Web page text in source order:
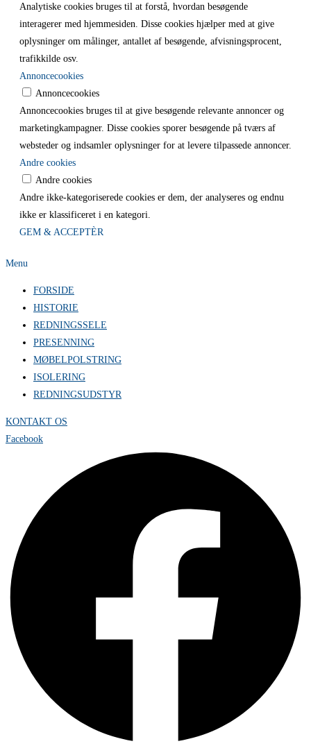
Analytiske cookies bruges til at forstå, hvordan besøgende
interagerer med hjemmesiden. Disse cookies hjælper med at give
oplysninger om målinger, antallet af besøgende, afvisningsprocent,
trafikkilde osv.
Annoncecookies
Annoncecookies
Annoncecookies bruges til at give besøgende relevante annoncer og
marketingkampagner. Disse cookies sporer besøgende på tværs af
websteder og indsamler oplysninger for at levere tilpassede annoncer.
Andre cookies
Andre cookies
Andre ikke-kategoriserede cookies er dem, der analyseres og endnu
ikke er klassificeret i en kategori.
GEM & ACCEPTÈR
Menu
FORSIDE
HISTORIE
REDNINGSSELE
PRESENNING
MØBELPOLSTRING
ISOLERING
REDNINGSUDSTYR
KONTAKT OS
Facebook